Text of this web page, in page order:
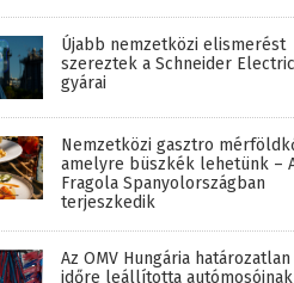
Újabb nemzetközi elismerést
szereztek a Schneider Electric
gyárai
Nemzetközi gasztro
amelyre büszkék lehetünk –
Fragola Spanyolországban
terjeszkedik
Az OMV Hungária határozatlan
időre leállította autómosóinak